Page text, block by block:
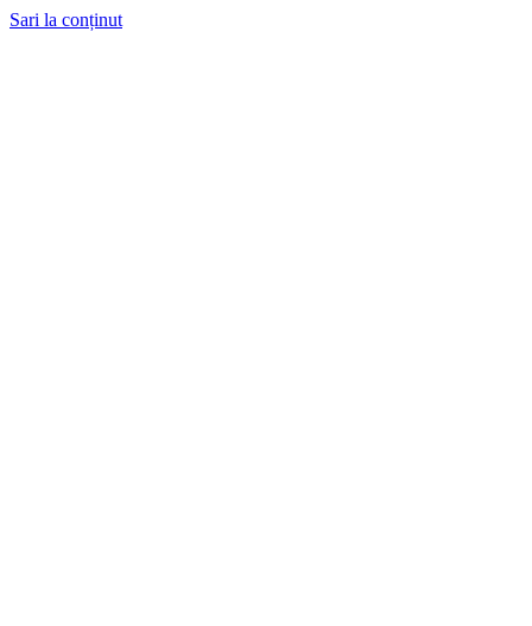
Sari la conținut